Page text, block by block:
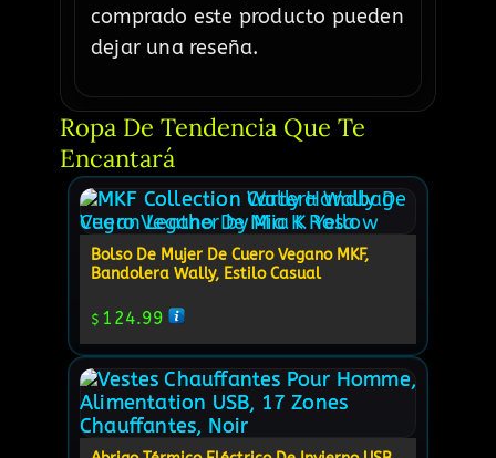
comprado este producto pueden
dejar una reseña.
Ropa De Tendencia Que Te
Encantará
Bolso De Mujer De Cuero Vegano MKF,
Bandolera Wally, Estilo Casual
$ 124.99